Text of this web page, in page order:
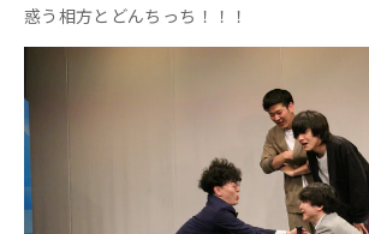
惑う相方とどんちっち！！！